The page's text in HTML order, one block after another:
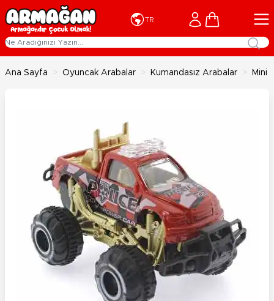
İçeriğe geç
TR Cart
Ana Sayfa > Oyuncak Arabalar > Kumandasız Arabalar > Mini